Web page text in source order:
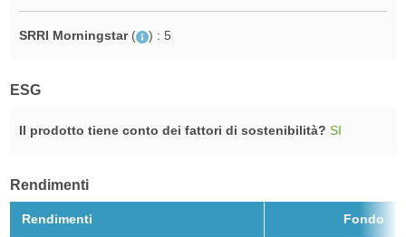
SRRI Morningstar ( ) : 5
ESG
Il prodotto tiene conto dei fattori di sostenibilità? SI
Rendimenti
Rendimenti Fondo